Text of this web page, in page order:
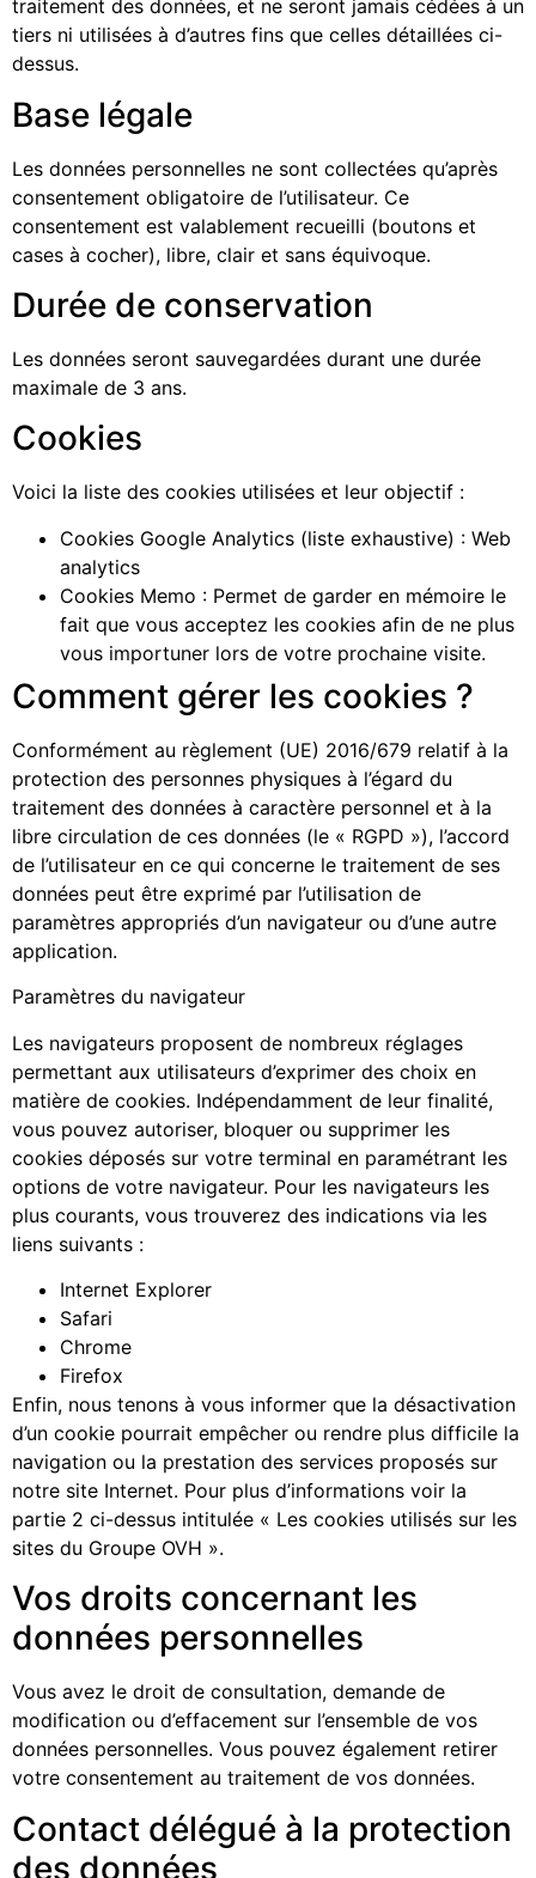
traitement des données, et ne seront jamais cédées à un
tiers ni utilisées à d’autres fins que celles détaillées ci-
dessus.
Base légale
Les données personnelles ne sont collectées qu’après
consentement obligatoire de l’utilisateur. Ce
consentement est valablement recueilli (boutons et
cases à cocher), libre, clair et sans équivoque.
Durée de conservation
Les données seront sauvegardées durant une durée
maximale de 3 ans.
Cookies
Voici la liste des cookies utilisées et leur objectif :
Cookies Google Analytics (liste exhaustive) : Web
analytics
Cookies Memo : Permet de garder en mémoire le
fait que vous acceptez les cookies afin de ne plus
vous importuner lors de votre prochaine visite.
Comment gérer les cookies ?
Conformément au règlement (UE) 2016/679 relatif à la
protection des personnes physiques à l’égard du
traitement des données à caractère personnel et à la
libre circulation de ces données (le « RGPD »), l’accord
de l’utilisateur en ce qui concerne le traitement de ses
données peut être exprimé par l’utilisation de
paramètres appropriés d’un navigateur ou d’une autre
application.
Paramètres du navigateur
Les navigateurs proposent de nombreux réglages
permettant aux utilisateurs d’exprimer des choix en
matière de cookies. Indépendamment de leur finalité,
vous pouvez autoriser, bloquer ou supprimer les
cookies déposés sur votre terminal en paramétrant les
options de votre navigateur. Pour les navigateurs les
plus courants, vous trouverez des indications via les
liens suivants :
Internet Explorer
Safari
Chrome
Firefox
Enfin, nous tenons à vous informer que la désactivation
d’un cookie pourrait empêcher ou rendre plus difficile la
navigation ou la prestation des services proposés sur
notre site Internet. Pour plus d’informations voir la
partie 2 ci-dessus intitulée « Les cookies utilisés sur les
sites du Groupe OVH ».
Vos droits concernant les
données personnelles
Vous avez le droit de consultation, demande de
modification ou d’effacement sur l’ensemble de vos
données personnelles. Vous pouvez également retirer
votre consentement au traitement de vos données.
Contact délégué à la protection
des données